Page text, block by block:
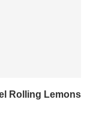
Rolling Lemons